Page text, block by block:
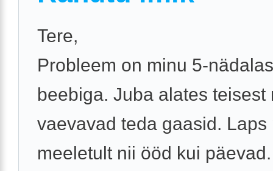
Tere,
Probleem on minu 5-
beebiga. Juba alates teisest
vaevavad teda gaasid. Laps
meeletult nii ööd kui